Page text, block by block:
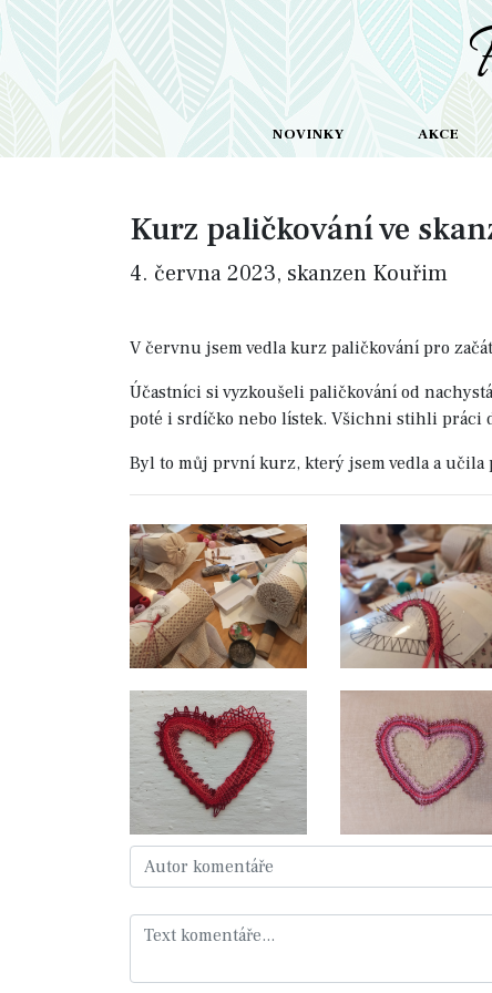
NOVINKY AKCE
Kurz paličkování ve
4. června 2023, skanzen Kouřim
V červnu jsem vedla kurz paličkování pro
Účastníci si vyzkoušeli paličkování od
poté i srdíčko nebo lístek. Všichni stihli práci
Byl to můj první kurz, který jsem vedla a učila